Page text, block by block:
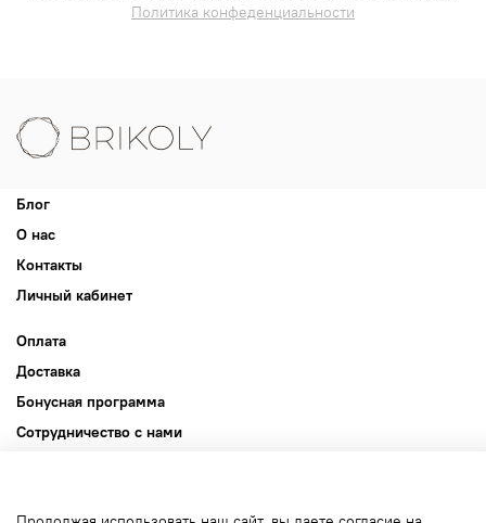
Политика конфеденциальности
Блог
О нас
Контакты
Личный кабинет
Оплата
Доставка
Бонусная программа
Сотрудничество с нами